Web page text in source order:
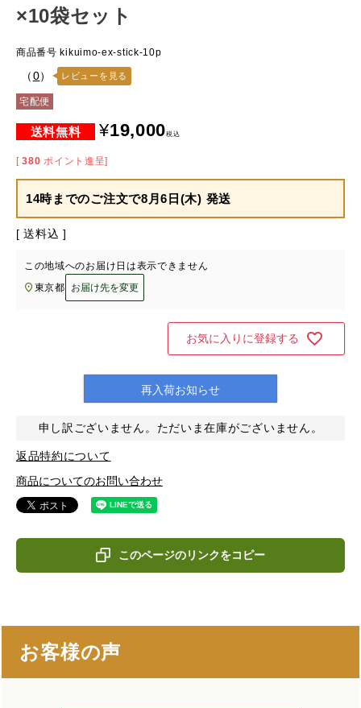
×10袋セット
商品番号 kikuimo-ex-stick-10p
（0） レビューを見る
宅配便
¥19,000税込
[ 380 ポイント進呈]
14時までのご注文で8月6日(木) 発送
送料込
この地域へのお届け日は表示できません
東京都
お届け先を変更
お気に入りに登録する
再入荷お知らせ
申し訳ございません。ただいま在庫がございません。
返品特約について
商品についてのお問い合わせ
このページのリンクをコピー
お客様の声